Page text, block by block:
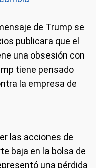
de Trump se
publicara que el
una obsesión con
tiene pensado
la empresa de
las acciones de
baja en la bolsa de
una pérdida